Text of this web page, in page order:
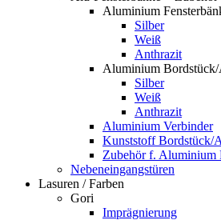
Aluminium
Silber
Weiß
Anthrazit
Aluminium Bordstück/
Silber
Weiß
Anthrazit
Aluminium Verbinder
Kunststoff Bordstück/
Zubehör f. Aluminium
Nebeneingangstüren
Lasuren / Farben
Gori
Imprägnierung